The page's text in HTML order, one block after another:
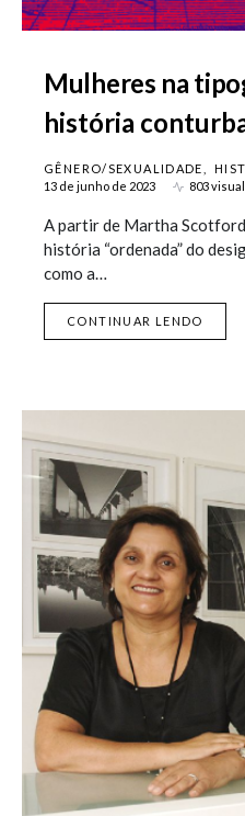
Mulheres na
história
GÊNERO/SEXUALIDADE
13 de junho de 2023
803
A partir de Martha
história “ordenada” do
como a…
CONTINUAR LENDO